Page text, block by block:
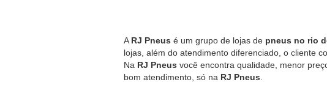
A RJ Pneus é um grupo de lojas de pneus no rio
lojas, além do atendimento diferenciado, o cliente
Na RJ Pneus você encontra qualidade, menor
bom atendimento, só na RJ Pneus